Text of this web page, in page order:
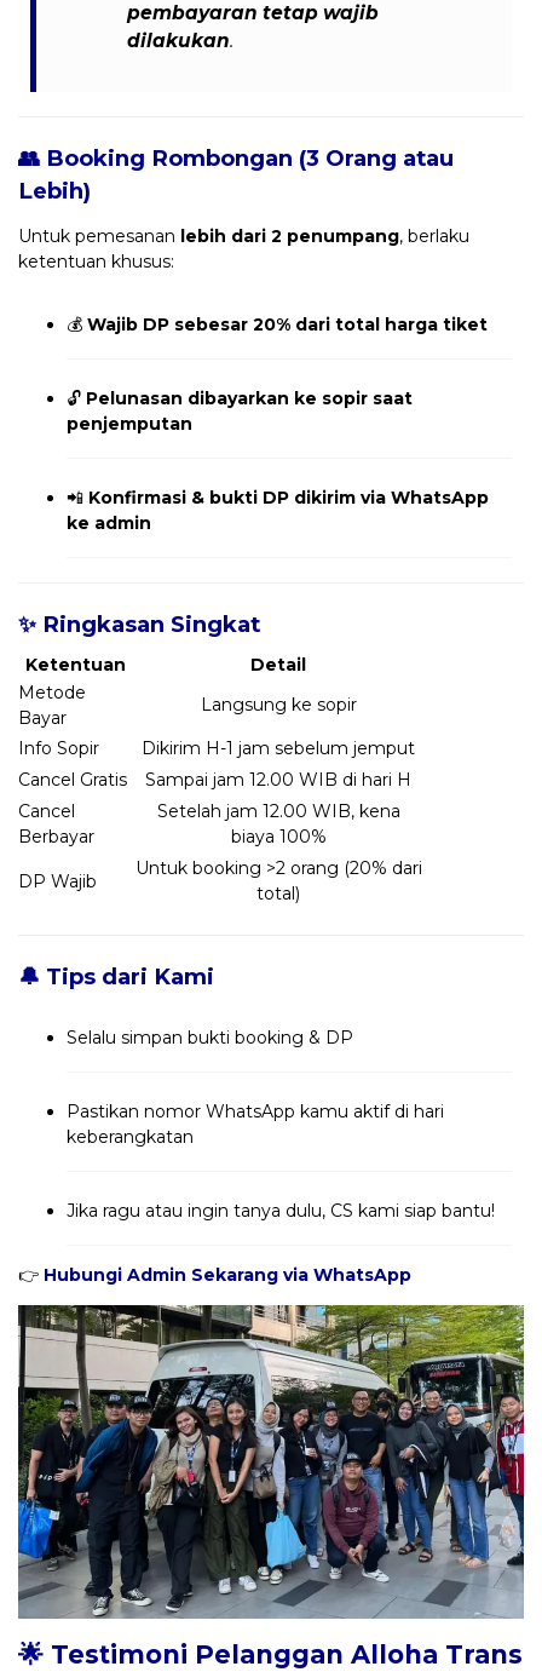
pembayaran tetap wajib
dilakukan.
👥 Booking Rombongan (3 Orang atau
Lebih)
Untuk pemesanan lebih dari 2 penumpang, berlaku
ketentuan khusus:
💰 Wajib DP sebesar 20% dari total harga tiket
🔓 Pelunasan dibayarkan ke sopir saat
penjemputan
📲 Konfirmasi & bukti DP dikirim via WhatsApp
ke admin
✨ Ringkasan Singkat
Ketentuan
Detail
Metode
Bayar
Langsung ke sopir
Info Sopir
Dikirim H-1 jam sebelum jemput
Cancel Gratis
Sampai jam 12.00 WIB di hari H
Cancel
Berbayar
Setelah jam 12.00 WIB, kena
biaya 100%
DP Wajib
Untuk booking >2 orang (20% dari
total)
🔔 Tips dari Kami
Selalu simpan bukti booking & DP
Pastikan nomor WhatsApp kamu aktif di hari
keberangkatan
Jika ragu atau ingin tanya dulu, CS kami siap bantu!
👉 Hubungi Admin Sekarang via WhatsApp
🌟 Testimoni Pelanggan Alloha Trans